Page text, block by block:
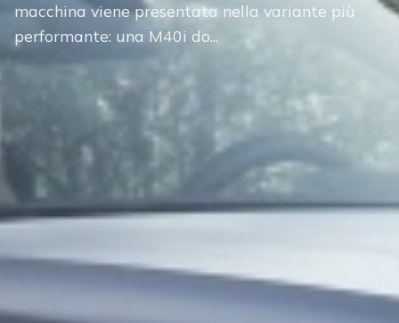
macchina viene presentata nella variante più
performante: una M40i do...